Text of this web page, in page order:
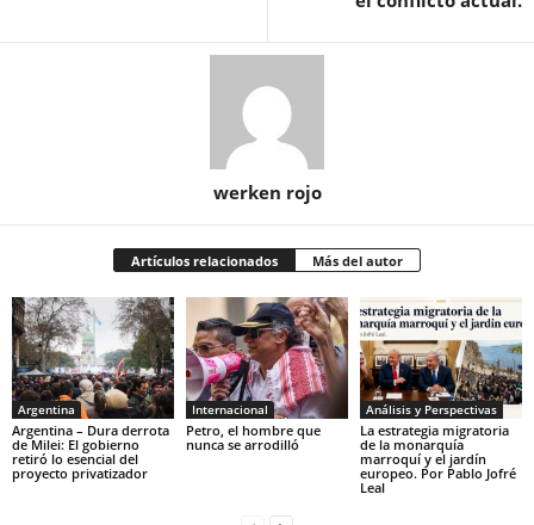
werken rojo
Artículos relacionados Más del autor
Argentina
Argentina – Dura derrota
de Milei: El gobierno
retiró lo esencial del
proyecto privatizador
Internacional
Petro, el hombre que
nunca se arrodilló
Análisis y Perspectivas
La estrategia migratoria
de la monarquía
marroquí y el jardín
europeo. Por Pablo Jofré
Leal